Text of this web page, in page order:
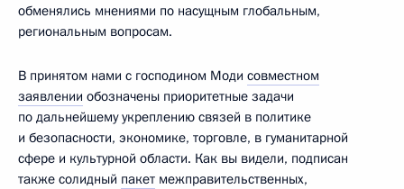
обменялись мнениями по насущным глобальным,
региональным вопросам.
В принятом нами с господином Моди совместном
заявлении обозначены приоритетные задачи
по дальнейшему укреплению связей в политике
и безопасности, экономике, торговле, в гуманитарной
сфере и культурной области. Как вы видели, подписан
также солидный пакет межправительственных,